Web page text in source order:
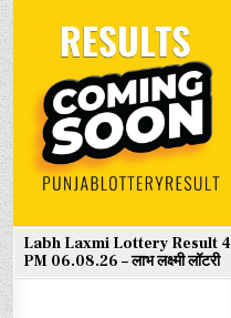
Labh Laxmi Lottery Result 4
PM 06.08.26 – लाभ लक्ष्मी लॉटरी